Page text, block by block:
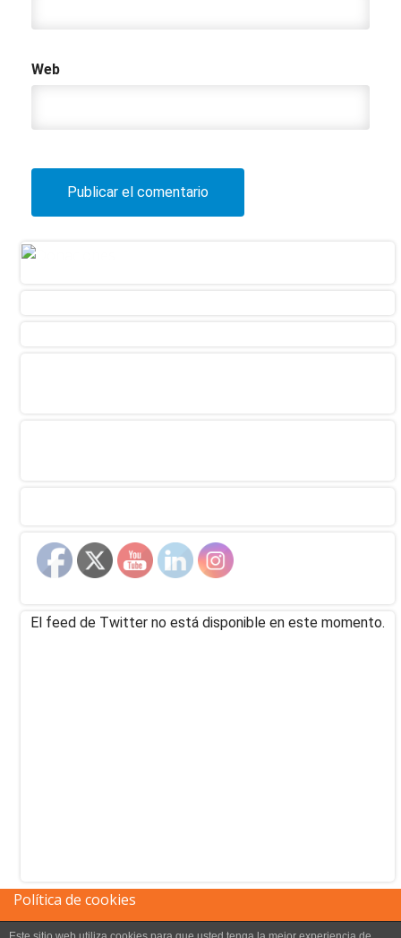
Web
El feed de Twitter no está disponible en este momento.
Política de cookies